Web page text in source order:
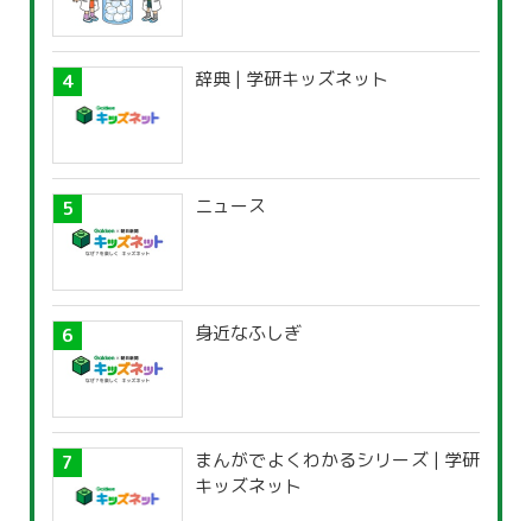
辞典 | 学研キッズネット
ニュース
身近なふしぎ
まんがでよくわかるシリーズ | 学研
キッズネット